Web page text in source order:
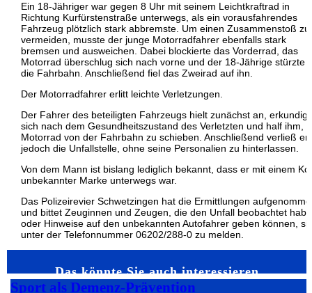
Ein 18-Jähriger war gegen 8 Uhr mit seinem Leichtkraftrad in
Richtung Kurfürstenstraße unterwegs, als ein vorausfahrendes
Fahrzeug plötzlich stark abbremste. Um einen Zusammenstoß zu
vermeiden, musste der junge Motorradfahrer ebenfalls stark
bremsen und ausweichen. Dabei blockierte das Vorderrad, das
Motorrad überschlug sich nach vorne und der 18-Jährige stürzte
die Fahrbahn. Anschließend fiel das Zweirad auf ihn.
Der Motorradfahrer erlitt leichte Verletzungen.
Der Fahrer des beteiligten Fahrzeugs hielt zunächst an,
sich nach dem Gesundheitszustand des Verletzten und half ihm,
Motorrad von der Fahrbahn zu schieben. Anschließend verließ er
jedoch die Unfallstelle, ohne seine Personalien zu hinterlassen.
Von dem Mann ist bislang lediglich bekannt, dass er mit einem
unbekannter Marke unterwegs war.
Das Polizeirevier Schwetzingen hat die Ermittlungen
und bittet Zeuginnen und Zeugen, die den Unfall beobachtet
oder Hinweise auf den unbekannten Autofahrer geben können,
unter der Telefonnummer 06202/288-0 zu melden.
Das könnte Sie auch interessieren…
Sport als Demenz-Prävention